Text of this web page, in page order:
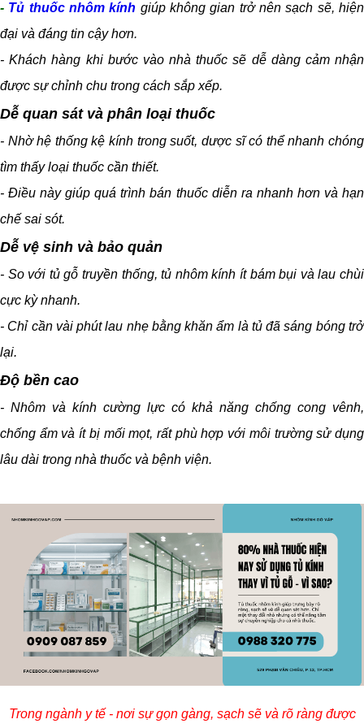
- Tủ thuốc nhôm kính giúp không gian trở nên sạch sẽ, hiện
đại và đáng tin cậy hơn.
- Khách hàng khi bước vào nhà thuốc sẽ dễ dàng cảm nhận
được sự chỉnh chu trong cách sắp xếp.
Dễ quan sát và phân loại thuốc
- Nhờ hệ thống kệ kính trong suốt, dược sĩ có thể nhanh chóng
tìm thấy loại thuốc cần thiết.
- Điều này giúp quá trình bán thuốc diễn ra nhanh hơn và hạn
chế sai sót.
Dễ vệ sinh và bảo quản
- So với tủ gỗ truyền thống, tủ nhôm kính ít bám bụi và lau chùi
cực kỳ nhanh.
- Chỉ cần vài phút lau nhẹ bằng khăn ẩm là tủ đã sáng bóng trở
lại.
Độ bền cao
- Nhôm và kính cường lực có khả năng chống cong vênh,
chống ẩm và ít bị mối mọt, rất phù hợp với môi trường sử dụng
lâu dài trong nhà thuốc và bệnh viện.
Trong ngành y tế - nơi sự gọn gàng, sạch sẽ và rõ ràng được